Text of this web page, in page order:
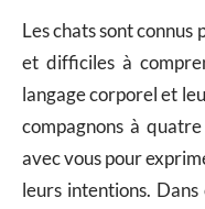
Les chats sont
et difficiles à
langage corporel et
compagnons à
avec vous pour
leurs intentions.